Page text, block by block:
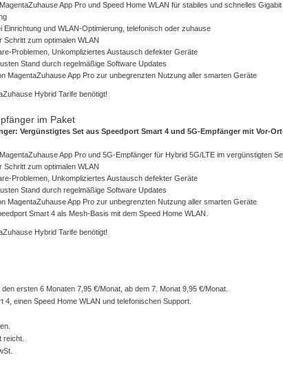
App Pro und Speed Home WLAN für stabiles und schnelles
Einrichtung und WLAN-Optimierung, telefonisch oder zuhause
Schritt zum optimalen WLAN
Problemen, Unkompliziertes Austausch defekter Geräte
Stand durch regelmäßige Software Updates
MagentaZuhause App Pro zur unbegrenzten Nutzung aller smarten Geräte
Hybrid Tarife benötigt!
im Paket
Vergünstigtes Set aus Speedport Smart 4 und 5G-Empfänger mit Vor-
App Pro und 5G-Empfänger für Hybrid 5G/LTE im vergünstigten
Schritt zum optimalen WLAN
Problemen, Unkompliziertes Austausch defekter Geräte
Stand durch regelmäßige Software Updates
MagentaZuhause App Pro zur unbegrenzten Nutzung aller smarten Geräte
Smart 4 als Mesh-Basis mit dem Speed Home WLAN.
Hybrid Tarife benötigt!
ersten 6 Monaten 7,95 €/Monat, ab dem 7. Monat 9,95 €/Monat.
4, einen Speed Home WLAN und telefonischen Support.
reicht.